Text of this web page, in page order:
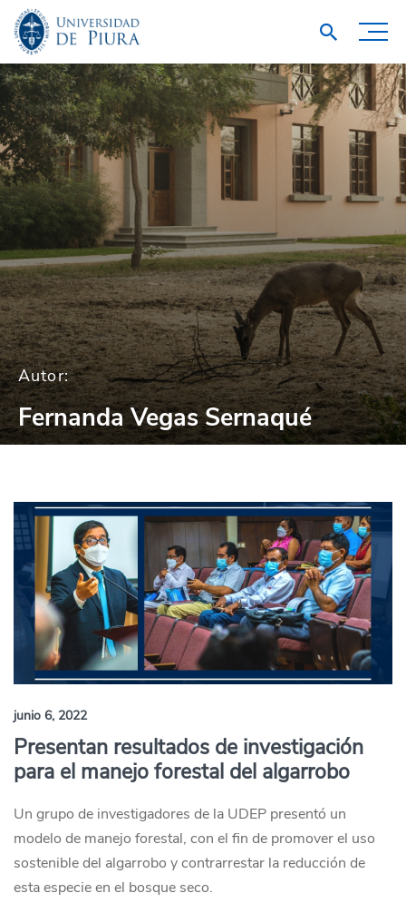
Autor:
Fernanda Vegas Sernaqué
junio 6, 2022
Presentan resultados de investigación
para el manejo forestal del algarrobo
Un grupo de investigadores de la UDEP presentó un
modelo de manejo forestal, con el fin de promover el uso
sostenible del algarrobo y contrarrestar la reducción de
esta especie en el bosque seco.